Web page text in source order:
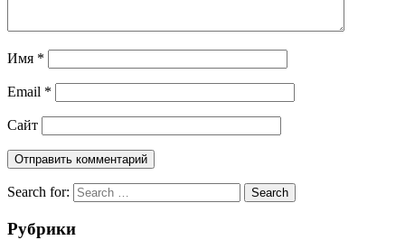
Имя *
Email *
Сайт
Search for: Search
Рубрики